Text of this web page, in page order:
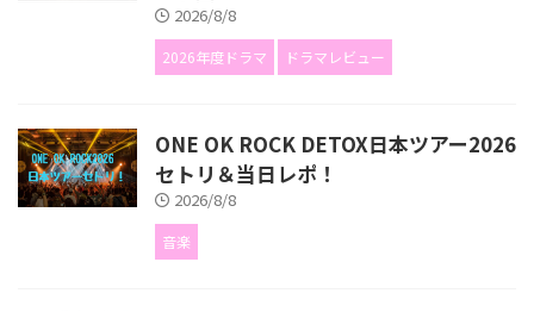
2026/8/8
2026年度ドラマ ドラマレビュー
ONE OK ROCK DETOX日本ツアー2026
セトリ＆当日レポ！
2026/8/8
音楽